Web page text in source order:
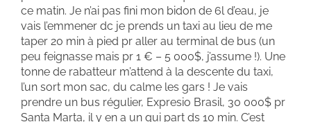
ce matin. Je n’ai pas fini mon bidon de 6l d’eau, je
vais l’emmener dc je prends un taxi au lieu de me
taper 20 min à pied pr aller au terminal de bus (un
peu feignasse mais pr 1 € – 5 000$, j’assume !). Une
tonne de rabatteur m’attend à la descente du taxi,
l’un sort mon sac, du calme les gars ! Je vais
prendre un bus régulier, Expresio Brasil, 30 000$ pr
Santa Marta, il y en a un qui part ds 10 min. C’est